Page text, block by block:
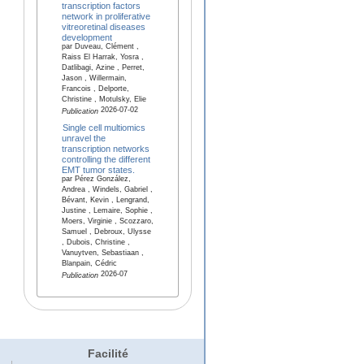
transcription factors
network in proliferative
vitreoretinal diseases
development
par Duveau, Clément ,
Raiss El Harrak, Yosra ,
Datlibagi, Azine , Perret,
Jason , Willermain,
Francois , Delporte,
Christine , Motulsky, Elie
Publication2026-07-02
Single cell multiomics
unravel the
transcription networks
controlling the different
EMT tumor states.
par Pérez González,
Andrea , Windels, Gabriel ,
Bévant, Kevin , Lengrand,
Justine , Lemaire, Sophie ,
Moers, Virginie , Scozzaro,
Samuel , Debroux, Ulysse
, Dubois, Christine ,
Vanuytven, Sebastiaan ,
Blanpain, Cédric
Publication2026-07
Facilité